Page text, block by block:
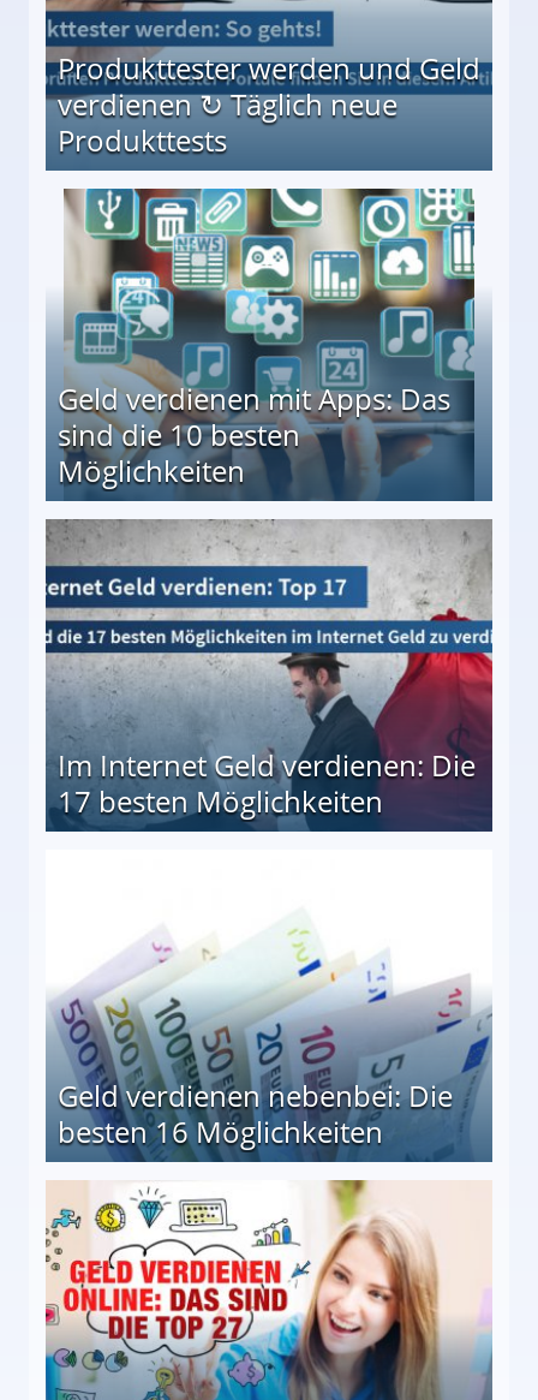
Produkttester werden und Geld
verdienen ↻ Täglich neue
Produkttests
↻ Täglich neue Produkttests
Geld verdienen mit Apps: Das
sind die 10 besten
Möglichkeiten
besten Möglichkeiten
Im Internet Geld verdienen: Die
17 besten Möglichkeiten
Geld verdienen nebenbei: Die
besten 16 Möglichkeiten